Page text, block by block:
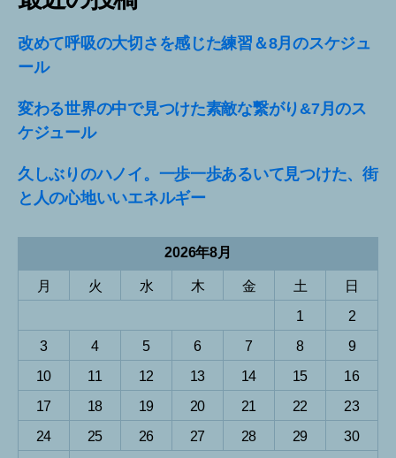
改めて呼吸の大切さを感じた練習＆8月のスケジュ
ール
変わる世界の中で見つけた素敵な繋がり&7月のス
ケジュール
久しぶりのハノイ。一歩一歩あるいて見つけた、街
と人の心地いいエネルギー
2026年8月
月 火 水 木 金 土
日
1
2
3
4 5 6 7 8
9
10
11 12 13 14 15
16
17
18 19 20 21 22
23
24
25 26 27 28 29
30